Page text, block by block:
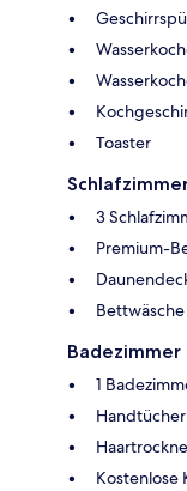
Toaster
3
Premium-
Badezimmer
1
Kostenlose